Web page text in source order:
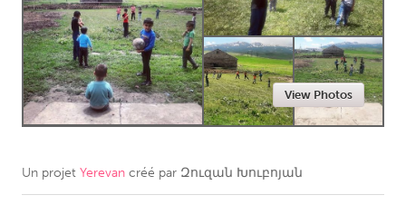
AUSTRALIA
Adelaide
Fleurieu
Lake Mac
Lower Hunter
Newcastle
Sydney
CANADA
View Photos
Un projet Yerevan créé par Զուզան Խուբոյան